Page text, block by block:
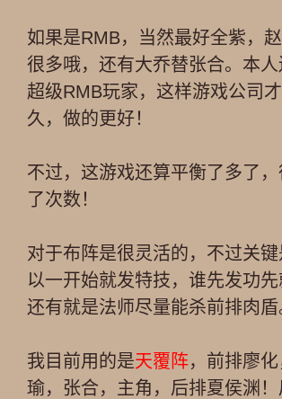
如果是RMB，当然最好全紫，
很多哦，还有大乔替张合。本
超级RMB玩家，这样游戏公司
久，做的更好！
不过，这游戏还算平衡了多了，
了次数！
对于布阵是很灵活的，不过关
以一开始就发特技，谁先发功先
还有就是法师尽量能杀前排肉盾
我目前用的是天覆阵，前排廖化
瑜，张合，主角，后排夏侯渊